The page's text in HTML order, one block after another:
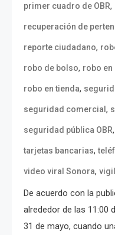
primer cuadro de OBR,
recuperación de
reporte ciudadano,
robo de bolso, robo
robo en tienda,
seguridad comercial ,
seguridad pública OBR,
tarjetas bancarias,
video viral Sonora,
De acuerdo con la
alrededor de las 11:00
31 de mayo, cuando